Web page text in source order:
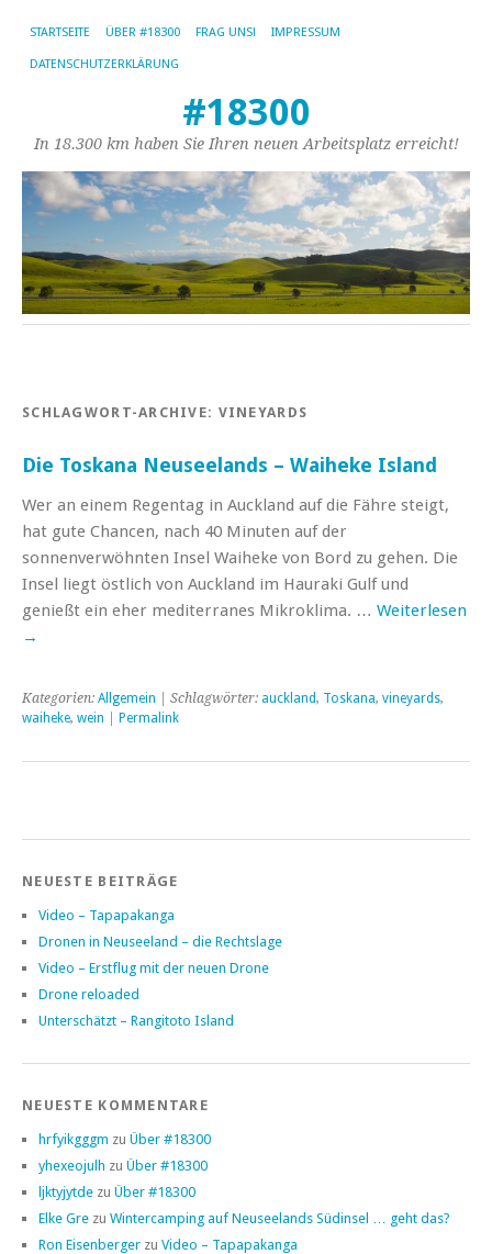
STARTSEITE ÜBER #18300 FRAG UNS! IMPRESSUM
DATENSCHUTZERKLÄRUNG
#18300
In 18.300 km haben Sie Ihren neuen Arbeitsplatz erreicht!
SCHLAGWORT-ARCHIVE: VINEYARDS
Die Toskana Neuseelands – Waiheke Island
Wer an einem Regentag in Auckland auf die Fähre steigt,
hat gute Chancen, nach 40 Minuten auf der
sonnenverwöhnten Insel Waiheke von Bord zu gehen. Die
Insel liegt östlich von Auckland im Hauraki Gulf und
genießt ein eher mediterranes Mikroklima. … Weiterlesen
→
Kategorien: Allgemein | Schlagwörter: auckland, Toskana, vineyards,
waiheke, wein Permalink
NEUESTE BEITRÄGE
Video – Tapapakanga
Dronen in Neuseeland – die Rechtslage
Video – Erstflug mit der neuen Drone
Drone reloaded
Unterschätzt – Rangitoto Island
NEUESTE KOMMENTARE
hrfyikgggm zu Über #18300
yhexeojulh zu Über #18300
ljktyjytde zu Über #18300
Elke Gre zu Wintercamping auf Neuseelands Südinsel … geht das?
Ron Eisenberger zu Video – Tapapakanga